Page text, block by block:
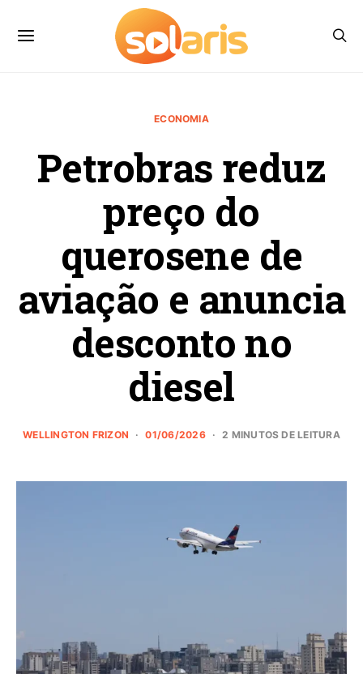
ECONOMIA
Petrobras reduz
preço do
querosene de
aviação e anuncia
desconto no
diesel
WELLINGTON FRIZON 01/06/2026 2 MINUTOS DE LEITURA